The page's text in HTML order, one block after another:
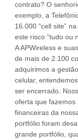
contrato? O
exemplo, a
16.000 “cell site”
este risco “tudo ou
A APWireless e
de mais de 2.100
adquirimos a
celular,
ser encerrado.
oferta que
financeiras da
portfólio foram
grande portfólio,